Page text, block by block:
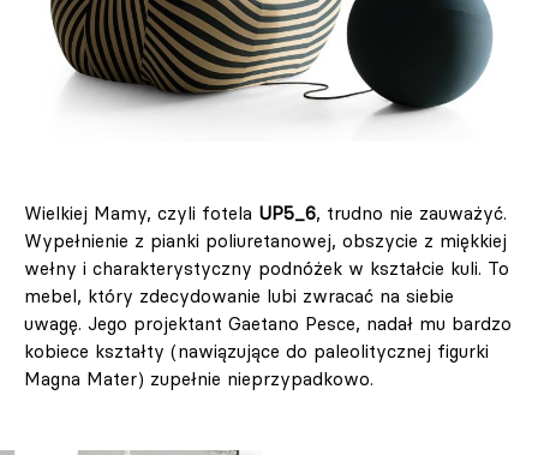
Wielkiej Mamy, czyli fotela UP5_6, trudno nie zauważyć.
Wypełnienie z pianki poliuretanowej, obszycie z miękkiej
wełny i charakterystyczny podnóżek w kształcie kuli. To
mebel, który zdecydowanie lubi zwracać na siebie
uwagę. Jego projektant Gaetano Pesce, nadał mu bardzo
kobiece kształty (nawiązujące do paleolitycznej figurki
Magna Mater) zupełnie nieprzypadkowo.